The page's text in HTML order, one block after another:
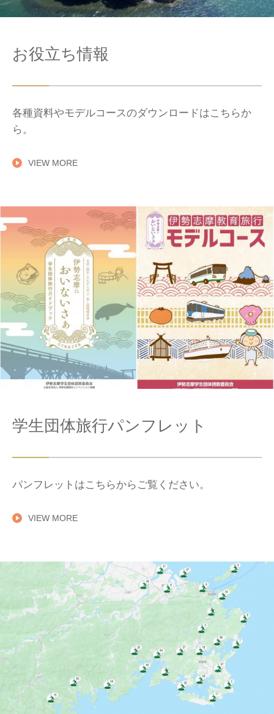
お役立ち情報
各種資料やモデルコースのダウンロードはこちらか
ら。
VIEW MORE
学生団体旅行パンフレット
パンフレットはこちらからご覧ください。
VIEW MORE